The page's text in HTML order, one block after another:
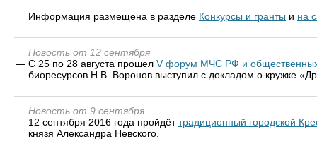
Информация размещена в разделе Конкурсы и гранты и на
Новость от 12 сентября
— С 25 по 28 августа прошел V форум МЧС РФ и общественных
биоресурсов Н.В. Воронов выступил с докладом о кружке
Новость от 9 сентября
— 12 сентября 2016 года пройдёттрадиционный городской
князя Александра Невского.